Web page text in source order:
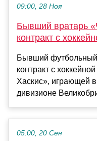
09:00, 28 Ноя
Бывший вратарь
контракт с
Бывший футбольный
контракт с
Хаскис», играющей
дивизионе
05:00, 20 Сен